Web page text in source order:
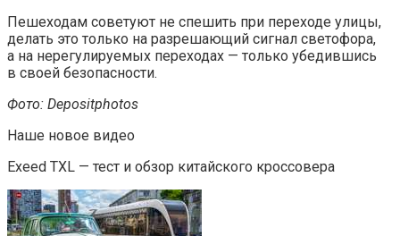
Пешеходам советуют не спешить при переходе улицы,
делать это только на разрешающий сигнал светофора,
а на нерегулируемых переходах — только убедившись
в своей безопасности.
Фото: Depositphotos
Наше новое видео
Exeed TXL — тест и обзор китайского кроссовера